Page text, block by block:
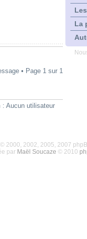
La
• Page 1 sur 1
: Aucun utilisateur
2000, 2002, 2005, 2007
par Maël Soucaze © 2010